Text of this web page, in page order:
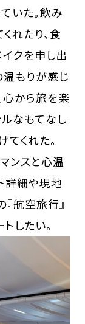
いた。飲み
れたり、食
クを申し出
温もりが感じ
心から旅を楽
ルなもてなし
くれた。
ンスと心温
詳細や現地
航空旅行』
したい。